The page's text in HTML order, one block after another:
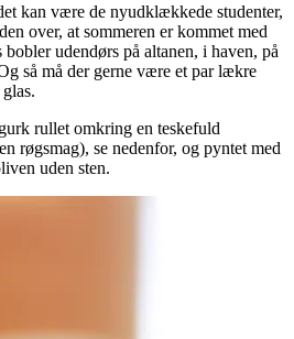
kan være de nyudklækkede studenter,
over, at sommeren er kommet med
udendørs på altanen, i haven, på
så må der gerne være et par lækre
rullet omkring en teskefuld
røgsmag), se nedenfor, og pyntet med
uden sten.